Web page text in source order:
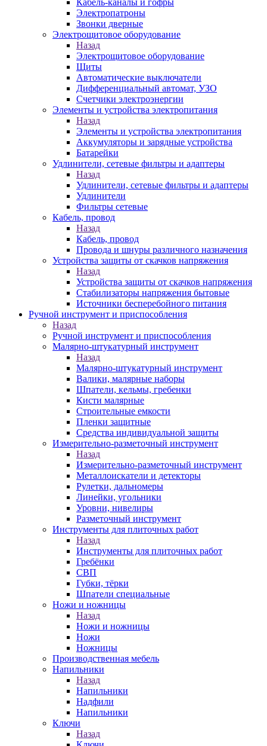
Кабель-каналы и гофры
Электропатроны
Звонки дверные
Электрощитовое оборудование
Назад
Электрощитовое оборудование
Щиты
Автоматические выключатели
Дифференциальный автомат, УЗО
Счетчики электроэнергии
Элементы и устройства электропитания
Назад
Элементы и устройства электропитания
Аккумуляторы и зарядные устройства
Батарейки
Удлинители, сетевые фильтры и адаптеры
Назад
Удлинители, сетевые фильтры и адаптеры
Удлинители
Фильтры сетевые
Кабель, провод
Назад
Кабель, провод
Провода и шнуры различного назначения
Устройства защиты от скачков напряжения
Назад
Устройства защиты от скачков напряжения
Стабилизаторы напряжения бытовые
Источники бесперебойного питания
Ручной инструмент и приспособления
Назад
Ручной инструмент и приспособления
Малярно-штукатурный инструмент
Назад
Малярно-штукатурный инструмент
Валики, малярные наборы
Шпатели, кельмы, гребенки
Кисти малярные
Строительные емкости
Пленки защитные
Средства индивидуальной защиты
Измерительно-разметочный инструмент
Назад
Измерительно-разметочный инструмент
Металлоискатели и детекторы
Рулетки, дальномеры
Линейки, угольники
Уровни, нивелиры
Разметочный инструмент
Инструменты для плиточных работ
Назад
Инструменты для плиточных работ
Гребёнки
СВП
Губки, тёрки
Шпатели специальные
Ножи и ножницы
Назад
Ножи и ножницы
Ножи
Ножницы
Производственная мебель
Напильники
Назад
Напильники
Надфили
Напильники
Ключи
Назад